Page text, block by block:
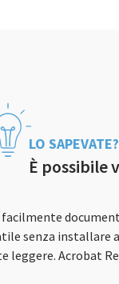
LO SAPEVATE?
È possibile
senza installare
leggere. Acrobat